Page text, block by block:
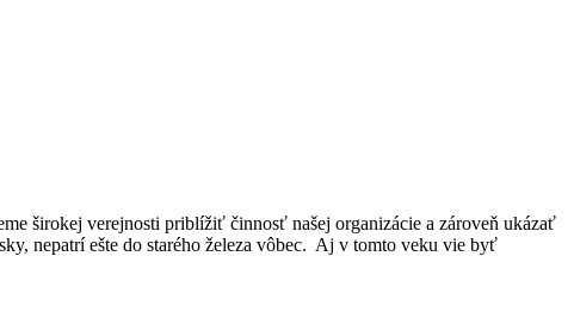
širokej verejnosti priblížiť činnosť našej organizácie a zároveň ukázať
nepatrí ešte do starého železa vôbec. Aj v tomto veku vie byť